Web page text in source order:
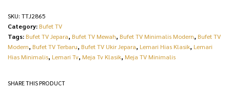
SKU: TTJ2865
Category: Bufet TV
Tags: Bufet TV Jepara, Bufet TV Mewah, Bufet TV Minimalis Modern, Bufet TV
Modern, Bufet TV Terbaru, Bufet TV Ukir Jepara, Lemari Hias Klasik, Lemari
Hias Minimalis, Lemari Tv, Meja Tv Klasik, Meja TV Minimalis
SHARE THIS PRODUCT